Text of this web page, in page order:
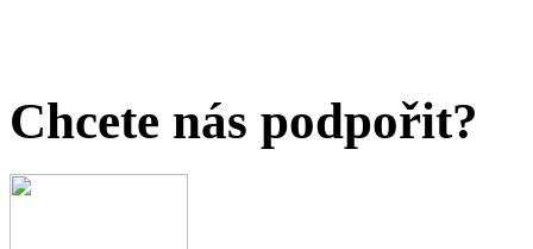
Chcete nás podpořit?